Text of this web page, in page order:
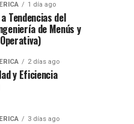
1 día ago
Tendencias del
de Menús y
2 días ago
y Eficiencia
3 días ago